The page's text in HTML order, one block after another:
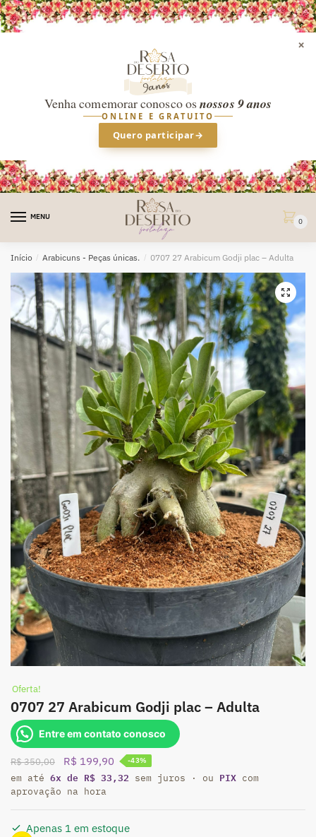
×
Venha comemorar conosco osnossos 9 anos
ONLINE E GRATUITO
Quero participar→
MENU
0
Início / Arabicuns - Peças únicas. / 0707 27 Arabicum Godji plac – Adulta
🔍
Oferta!
0707 27 Arabicum Godji plac – Adulta
Entre em contato conosco
R$350,00
O
preço
original
R$ 350,00.
R$ 199,90 O
preço
R$ 199,90.
-43%
em até 6x de R$ 33,32 sem juros · ou PIX com
aprovação na hora
Apenas 1 em estoque